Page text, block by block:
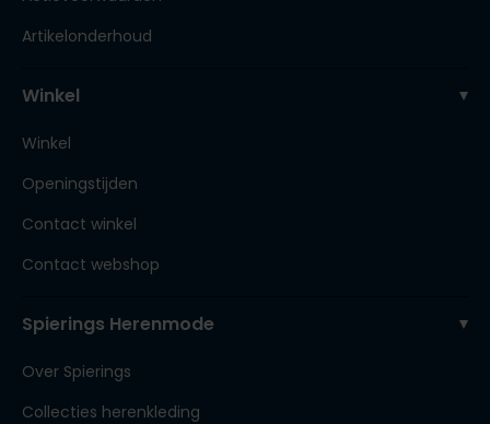
Artikelonderhoud
Winkel
Winkel
Openingstijden
Contact winkel
Contact webshop
Spierings Herenmode
Over Spierings
Collecties herenkleding